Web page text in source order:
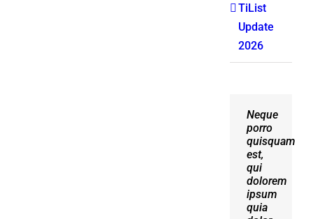
TiList
Update
2026
Neque
porro
quisquam
est,
qui
dolorem
ipsum
quia
Aliquam
erat
volutpat.
Quisque
at est
id
ligula
facilisis